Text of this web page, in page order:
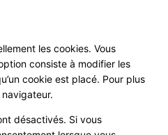
les cookies. Vous
consiste à modifier les
cookie est placé. Pour plus
désactivés. Si vous